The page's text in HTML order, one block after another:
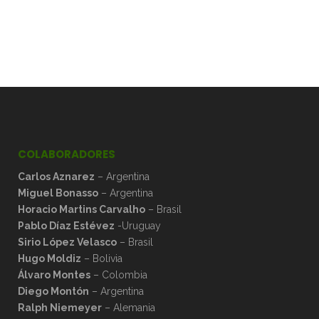
COLABORADORES
Carlos Aznarez – Argentina
Miguel Bonasso – Argentina
Horacio Martins Carvalho – Brasil
Pablo Díaz Estévez -Uruguay
Sirio López Velasco – Brasil
Hugo Moldiz – Bolivia
Álvaro Montes – Colombia
Diego Montón – Argentina
Ralph Niemeyer – Alemania